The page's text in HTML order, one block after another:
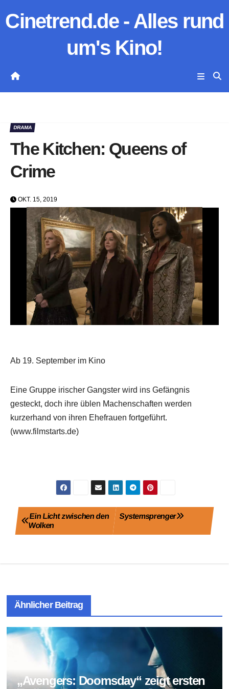
Inhalt
Cinetrend.de - Alles rund
um's Kino!
DRAMA
The Kitchen: Queens of
Crime
OKT. 15, 2019
Ab 19. September im Kino
Eine Gruppe irischer Gangster wird ins Gefängnis
gesteckt, doch ihre üblen Machenschaften werden
kurzerhand von ihren Ehefrauen fortgeführt.
(www.filmstarts.de)
BeitragsnavigationSystemsprenger
Ein Licht zwischen den
Wolken
Ähnlicher Beitrag
„Avengers: Doomsday“ zeigt ersten